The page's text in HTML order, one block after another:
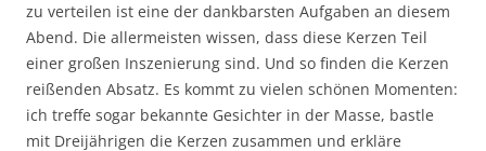
zu verteilen ist eine der dankbarsten Aufgaben an diesem
Abend. Die allermeisten wissen, dass diese Kerzen Teil
einer großen Inszenierung sind. Und so finden die Kerzen
reißenden Absatz. Es kommt zu vielen schönen Momenten:
ich treffe sogar bekannte Gesichter in der Masse, bastle
mit Dreijährigen die Kerzen zusammen und erkläre